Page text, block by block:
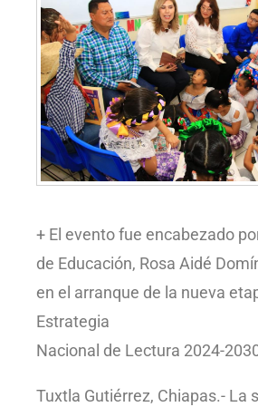
+ El evento fue encabezado
de Educación, Rosa Aidé
en el arranque de la nueva
Estrategia
Nacional de Lectura 2024-
Tuxtla Gutiérrez, Chiapas.- La